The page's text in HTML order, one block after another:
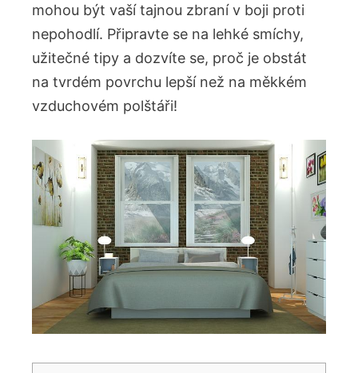
mohou být vaší⁣ tajnou zbraní v boji proti⁤
nepohodlí. Připravte‍ se na lehké smíchy,
užitečné tipy a dozvíte se, proč je⁣ obstát
na ⁣tvrdém povrchu lepší než na měkkém
vzduchovém polštáři!